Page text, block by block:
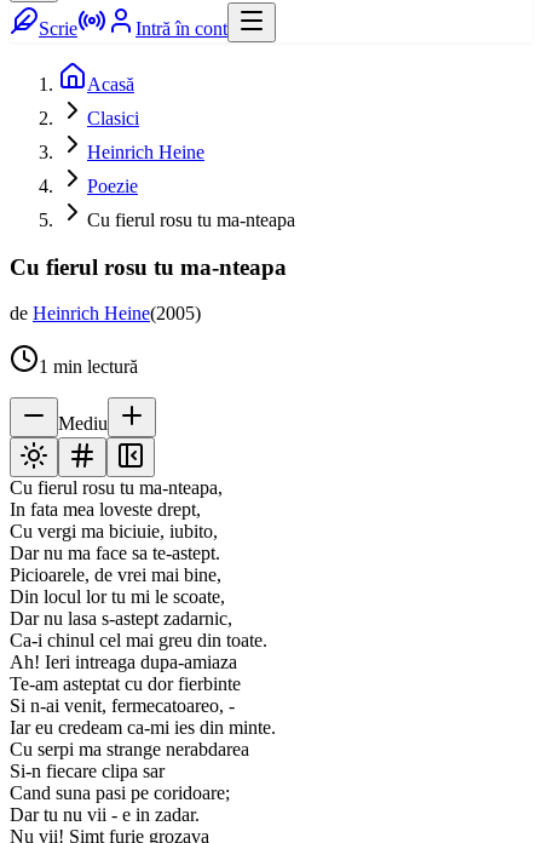
Scrie Intră în cont
Acasă
Clasici
Heinrich Heine
Poezie
Cu fierul rosu tu ma-nteapa
Cu fierul rosu tu ma-nteapa
de Heinrich Heine(2005)
1 min lectură
Mediu
Cu fierul rosu tu ma-nteapa,
In fata mea loveste drept,
Cu vergi ma biciuie, iubito,
Dar nu ma face sa te-astept.
Picioarele, de vrei mai bine,
Din locul lor tu mi le scoate,
Dar nu lasa s-astept zadarnic,
Ca-i chinul cel mai greu din toate.
Ah! Ieri intreaga dupa-amiaza
Te-am asteptat cu dor fierbinte
Si n-ai venit, fermecatoareo, -
Iar eu credeam ca-mi ies din minte.
Cu serpi ma strange nerabdarea
Si-n fiecare clipa sar
Cand suna pasi pe coridoare;
Dar tu nu vii - e in zadar.
Nu vii! Simt furie grozava